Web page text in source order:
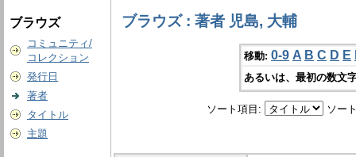
ブラウズ
コミュニティ/
コレクション
発行日
著者
タイトル
主題
ブラウズ : 著者 児島, 大輔
移動: 0-9 A B C D E
あるいは、最初の数文
ソート項目: ソー